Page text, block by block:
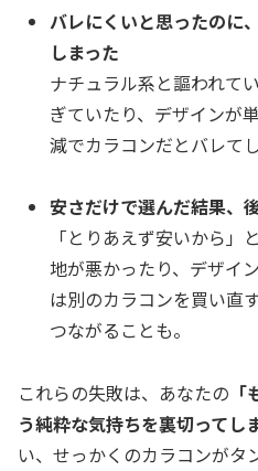
バレにくいと思ったのに
しまった
ナチュラル系と謳われて
ぎていたり、デザインが
減でカラコンだとバレて
安さだけで選んだ結果、
「とりあえず安いから
地が悪かったり、デザイ
は別のカラコンを買い直
つながることも。
これらの失敗は、あなたの
う純粋な気持ちを裏切ってし
い、せっかくのカラコンがタ